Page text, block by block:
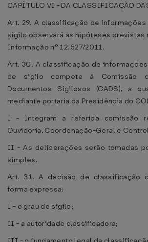
CAPÍTULO VI - DA CLASSIFICAÇÃO
Art. 29. A classificação de informações
sigilo observará as hipóteses previstas
Informação nº 12.527/2011.
Art. 30. A classificação de
de sigilo compete à Comissão
Documentos Sigilosos (CADS), a
mediante portaria da Presidência do
I - Integram a referida comissão
Ouvidoria, Coordenação-Geral e
II - As deliberações serão tomadas
simples.
Art. 31. A decisão de classificação
forma expressa:
I - o grau de sigilo;
II - a autoridade classificadora;